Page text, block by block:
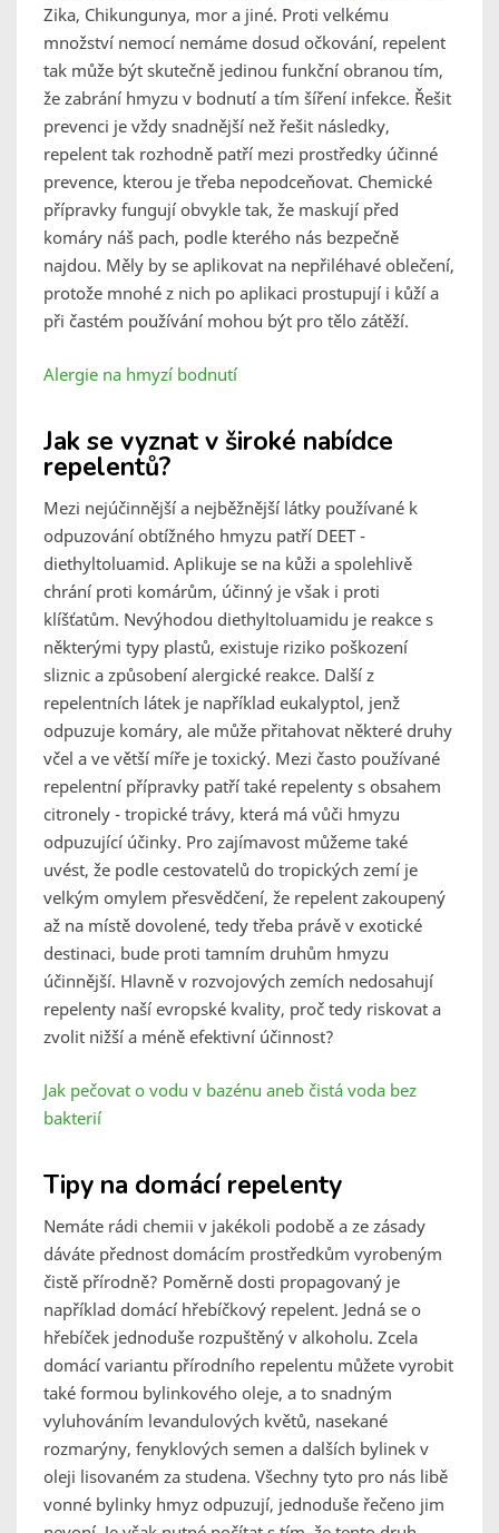
Zika, Chikungunya, mor a jiné. Proti velkému
množství nemocí nemáme dosud očkování, repelent
tak může být skutečně jedinou funkční obranou tím,
že zabrání hmyzu v bodnutí a tím šíření infekce. Řešit
prevenci je vždy snadnější než řešit následky,
repelent tak rozhodně patří mezi prostředky účinné
prevence, kterou je třeba nepodceňovat. Chemické
přípravky fungují obvykle tak, že maskují před
komáry náš pach, podle kterého nás bezpečně
najdou. Měly by se aplikovat na nepřiléhavé oblečení,
protože mnohé z nich po aplikaci prostupují i kůží a
při častém používání mohou být pro tělo zátěží.
Alergie na hmyzí bodnutí
Jak se vyznat v široké nabídce
repelentů?
Mezi nejúčinnější a nejběžnější látky používané k
odpuzování obtížného hmyzu patří DEET -
diethyltoluamid. Aplikuje se na kůži a spolehlivě
chrání proti komárům, účinný je však i proti
klíšťatům. Nevýhodou diethyltoluamidu je reakce s
některými typy plastů, existuje riziko poškození
sliznic a způsobení alergické reakce. Další z
repelentních látek je například eukalyptol, jenž
odpuzuje komáry, ale může přitahovat některé druhy
včel a ve větší míře je toxický. Mezi často používané
repelentní přípravky patří také repelenty s obsahem
citronely - tropické trávy, která má vůči hmyzu
odpuzující účinky. Pro zajímavost můžeme také
uvést, že podle cestovatelů do tropických zemí je
velkým omylem přesvědčení, že repelent zakoupený
až na místě dovolené, tedy třeba právě v exotické
destinaci, bude proti tamním druhům hmyzu
účinnější. Hlavně v rozvojových zemích nedosahují
repelenty naší evropské kvality, proč tedy riskovat a
zvolit nižší a méně efektivní účinnost?
Jak pečovat o vodu v bazénu aneb čistá voda bez
bakterií
Tipy na domácí repelenty
Nemáte rádi chemii v jakékoli podobě a ze zásady
dáváte přednost domácím prostředkům vyrobeným
čistě přírodně? Poměrně dosti propagovaný je
například domácí hřebíčkový repelent. Jedná se o
hřebíček jednoduše rozpuštěný v alkoholu. Zcela
domácí variantu přírodního repelentu můžete vyrobit
také formou bylinkového oleje, a to snadným
vyluhováním levandulových květů, nasekané
rozmarýny, fenyklových semen a dalších bylinek v
oleji lisovaném za studena. Všechny tyto pro nás libě
vonné bylinky hmyz odpuzují, jednoduše řečeno jim